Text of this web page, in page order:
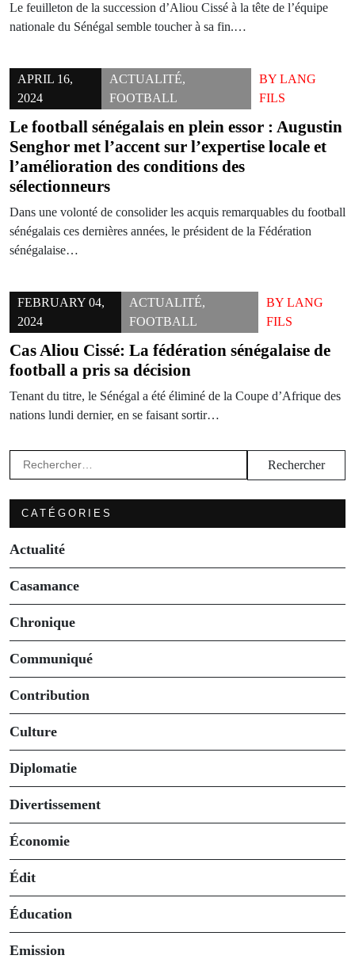
Le feuilleton de la succession d’Aliou Cissé à la tête de l’équipe
nationale du Sénégal semble toucher à sa fin.…
APRIL 16,
2024
ACTUALITÉ,
FOOTBALL
BYLANG
FILS
Le football sénégalais en plein essor : Augustin
Senghor met l’accent sur l’expertise locale et
l’amélioration des conditions des
sélectionneurs
Dans une volonté de consolider les acquis remarquables du football
sénégalais ces dernières années, le président de la Fédération
sénégalaise…
FEBRUARY 04,
2024
ACTUALITÉ,
FOOTBALL
BYLANG
FILS
Cas Aliou Cissé: La fédération sénégalaise de
football a pris sa décision
Tenant du titre, le Sénégal a été éliminé de la Coupe d’Afrique des
nations lundi dernier, en se faisant sortir…
Rechercher :
CATÉGORIES
Actualité
Casamance
Chronique
Communiqué
Contribution
Culture
Diplomatie
Divertissement
Économie
Édit
Éducation
Emission